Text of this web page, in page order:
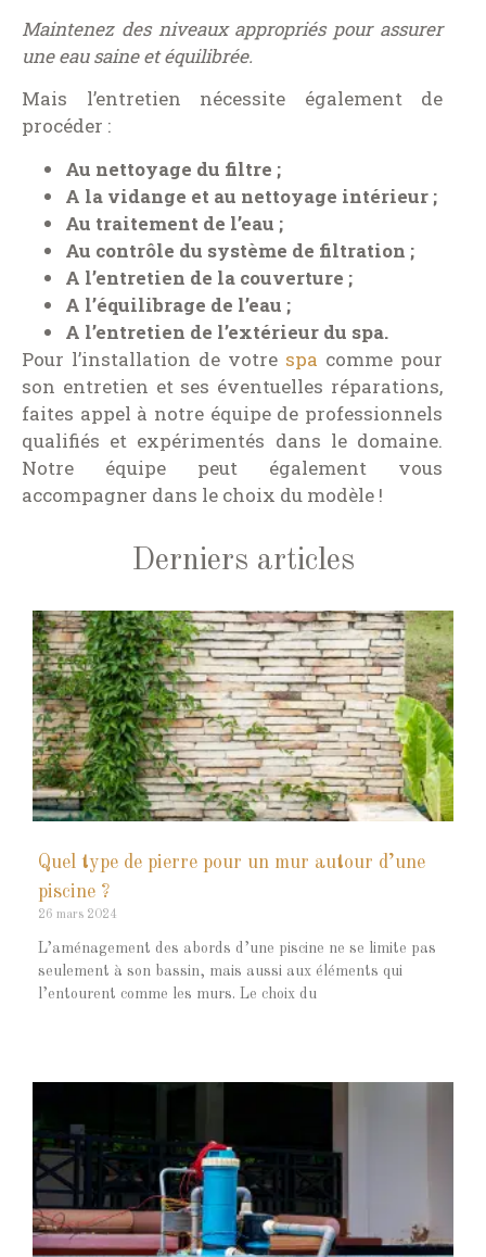
Maintenez des niveaux appropriés pour assurer
une eau saine et équilibrée.
Mais l’entretien nécessite également de
procéder :
Au nettoyage du filtre ;
A la vidange et au nettoyage intérieur ;
Au traitement de l’eau ;
Au contrôle du système de filtration ;
A l’entretien de la couverture ;
A l’équilibrage de l’eau ;
A l’entretien de l’extérieur du spa.
Pour l’installation de votre spa comme pour
son entretien et ses éventuelles réparations,
faites appel à notre équipe de professionnels
qualifiés et expérimentés dans le domaine.
Notre équipe peut également vous
accompagner dans le choix du modèle !
Derniers articles
Quel type de pierre pour un mur autour d’une
piscine ?
26 mars 2024
L’aménagement des abords d’une piscine ne se limite pas
seulement à son bassin, mais aussi aux éléments qui
l’entourent comme les murs. Le choix du